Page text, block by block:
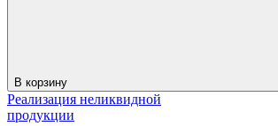
В корзину
Реализация неликвидной
продукции